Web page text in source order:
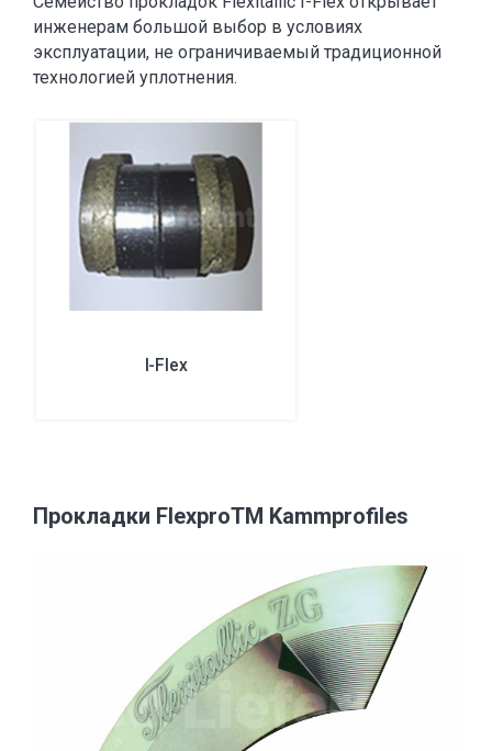
инженерам большой выбор в условиях
эксплуатации, не ограничиваемый традиционной
технологией уплотнения.
I-Flex
Прокладки FlexproTM Kammprofiles